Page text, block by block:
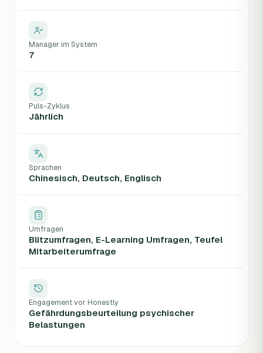
Manager im System
7
Puls-Zyklus
Jährlich
Sprachen
Chinesisch, Deutsch, Englisch
Umfragen
Blitzumfragen, E-Learning Umfragen, Teufel
Mitarbeiterumfrage
Engagement vor Honestly
Gefährdungsbeurteilung psychischer
Belastungen